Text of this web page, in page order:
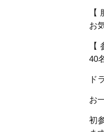
【
お
【
40
ド
お
初